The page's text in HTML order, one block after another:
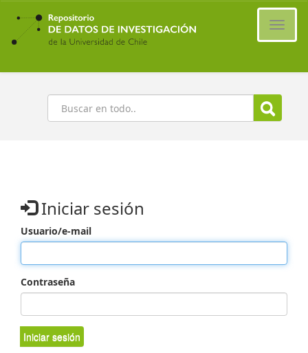
Ir
contenido
principal
Buscar
Iniciar sesión
Usuario/e-mail
Contraseña
Iniciar sesión